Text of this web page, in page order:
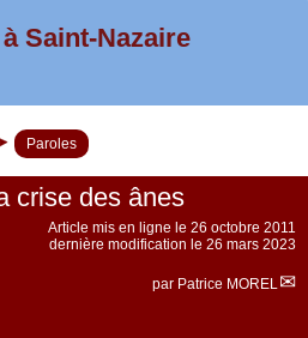
la paix !
Saint-Nazaire
Paroles
crise des ânes
Article mis en ligne le 26 octobre 2011
dernière modification le 26 mars 2023
par Patrice MOREL